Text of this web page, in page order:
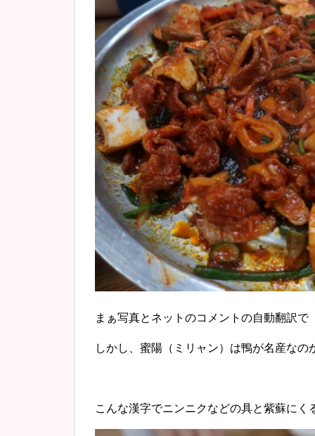
まぁ写真とネットのコメントの自動翻訳
しかし、蜜陽（ミリャン）は鴨が名産な
こんな漢字でニンニクなどの具と紫蘇にく